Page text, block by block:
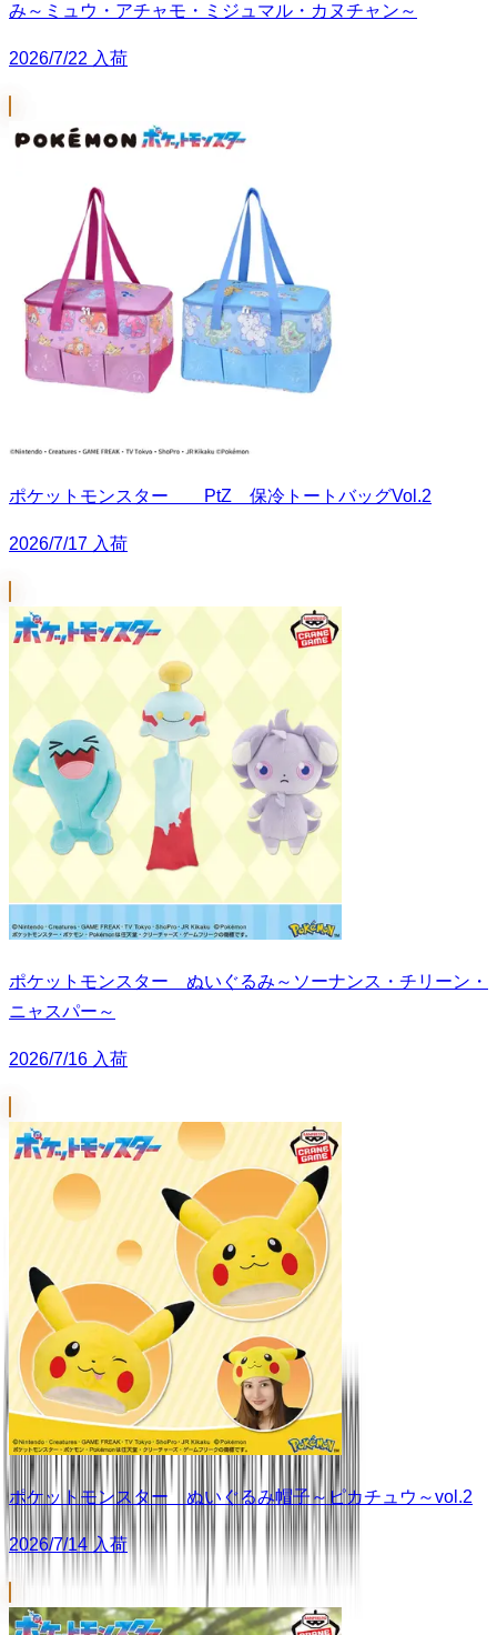
み～ミュウ・アチャモ・ミジュマル・カヌチャン～
2026/7/22 入荷
ポケットモンスター PtZ 保冷トートバッグVol.2
2026/7/17 入荷
ポケットモンスター ぬいぐるみ～ソーナンス・チリーン・
ニャスパー～
2026/7/16 入荷
ポケットモンスター ぬいぐるみ帽子～ピカチュウ～vol.2
2026/7/14 入荷